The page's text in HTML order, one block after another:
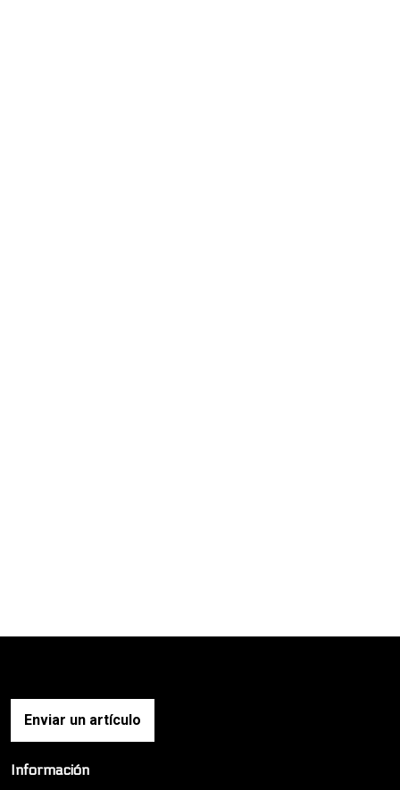
Enviar un artículo
Información